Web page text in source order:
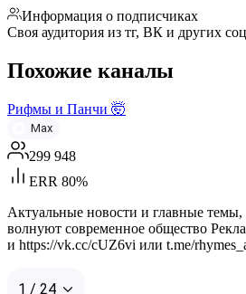
Информация о подписчиках
Своя аудитория из тг, ВК и других
Похожие каналы
Рифмы и Панчи 🤯
Max
299 948
ERR 80%
Актуальные новости и главные темы,
волнуют современное общество
и https://vk.cc/cUZ6vi или t.me/
1 / 24